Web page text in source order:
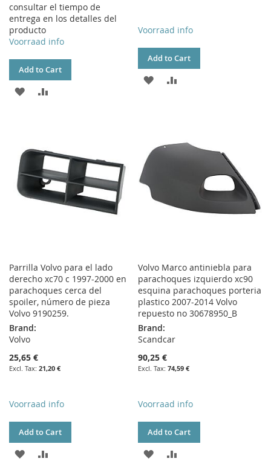
consultar el tiempo de
entrega en los detalles del
producto
Voorraad info
Add to Cart
ADD
LIST
Voorraad info
Add to Cart
ADD
LIST
Parrilla Volvo para el lado
derecho xc70 c 1997-2000 en
parachoques cerca del
spoiler, número de pieza
Volvo 9190259.
Brand:
Volvo
25,65 €
21,20 €
Voorraad info
Add to Cart
ADD
Volvo Marco antiniebla para
parachoques izquierdo xc90
esquina parachoques porteria
plastico 2007-2014 Volvo
repuesto no 30678950_B
Brand:
Scandcar
90,25 €
74,59 €
Voorraad info
Add to Cart
ADD